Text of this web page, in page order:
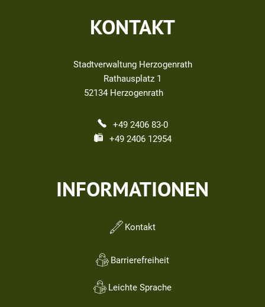
KONTAKT
Stadtverwaltung Herzogenrath
Rathausplatz 1
52134 Herzogenrath
+49 2406 83-0
+49 2406 12954
INFORMATIONEN
Kontakt
Barrierefreiheit
Leichte Sprache